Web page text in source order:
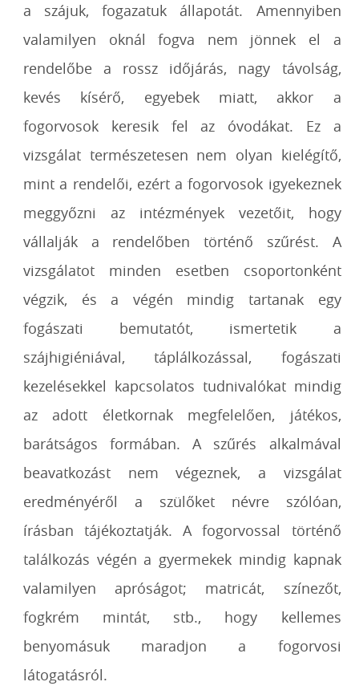
a szájuk, fogazatuk állapotát. Amennyiben
valamilyen oknál fogva nem jönnek el a
rendelőbe a rossz időjárás, nagy távolság,
kevés kísérő, egyebek miatt, akkor a
fogorvosok keresik fel az óvodákat. Ez a
vizsgálat természetesen nem olyan kielégítő,
mint a rendelői, ezért a fogorvosok igyekeznek
meggyőzni az intézmények vezetőit, hogy
vállalják a rendelőben történő szűrést. A
vizsgálatot minden esetben csoportonként
végzik, és a végén mindig tartanak egy
fogászati bemutatót, ismertetik a
szájhigiéniával, táplálkozással, fogászati
kezelésekkel kapcsolatos tudnivalókat mindig
az adott életkornak megfelelően, játékos,
barátságos formában. A szűrés alkalmával
beavatkozást nem végeznek, a vizsgálat
eredményéről a szülőket névre szólóan,
írásban tájékoztatják. A fogorvossal történő
találkozás végén a gyermekek mindig kapnak
valamilyen apróságot; matricát, színezőt,
fogkrém mintát, stb., hogy kellemes
benyomásuk maradjon a fogorvosi
látogatásról.